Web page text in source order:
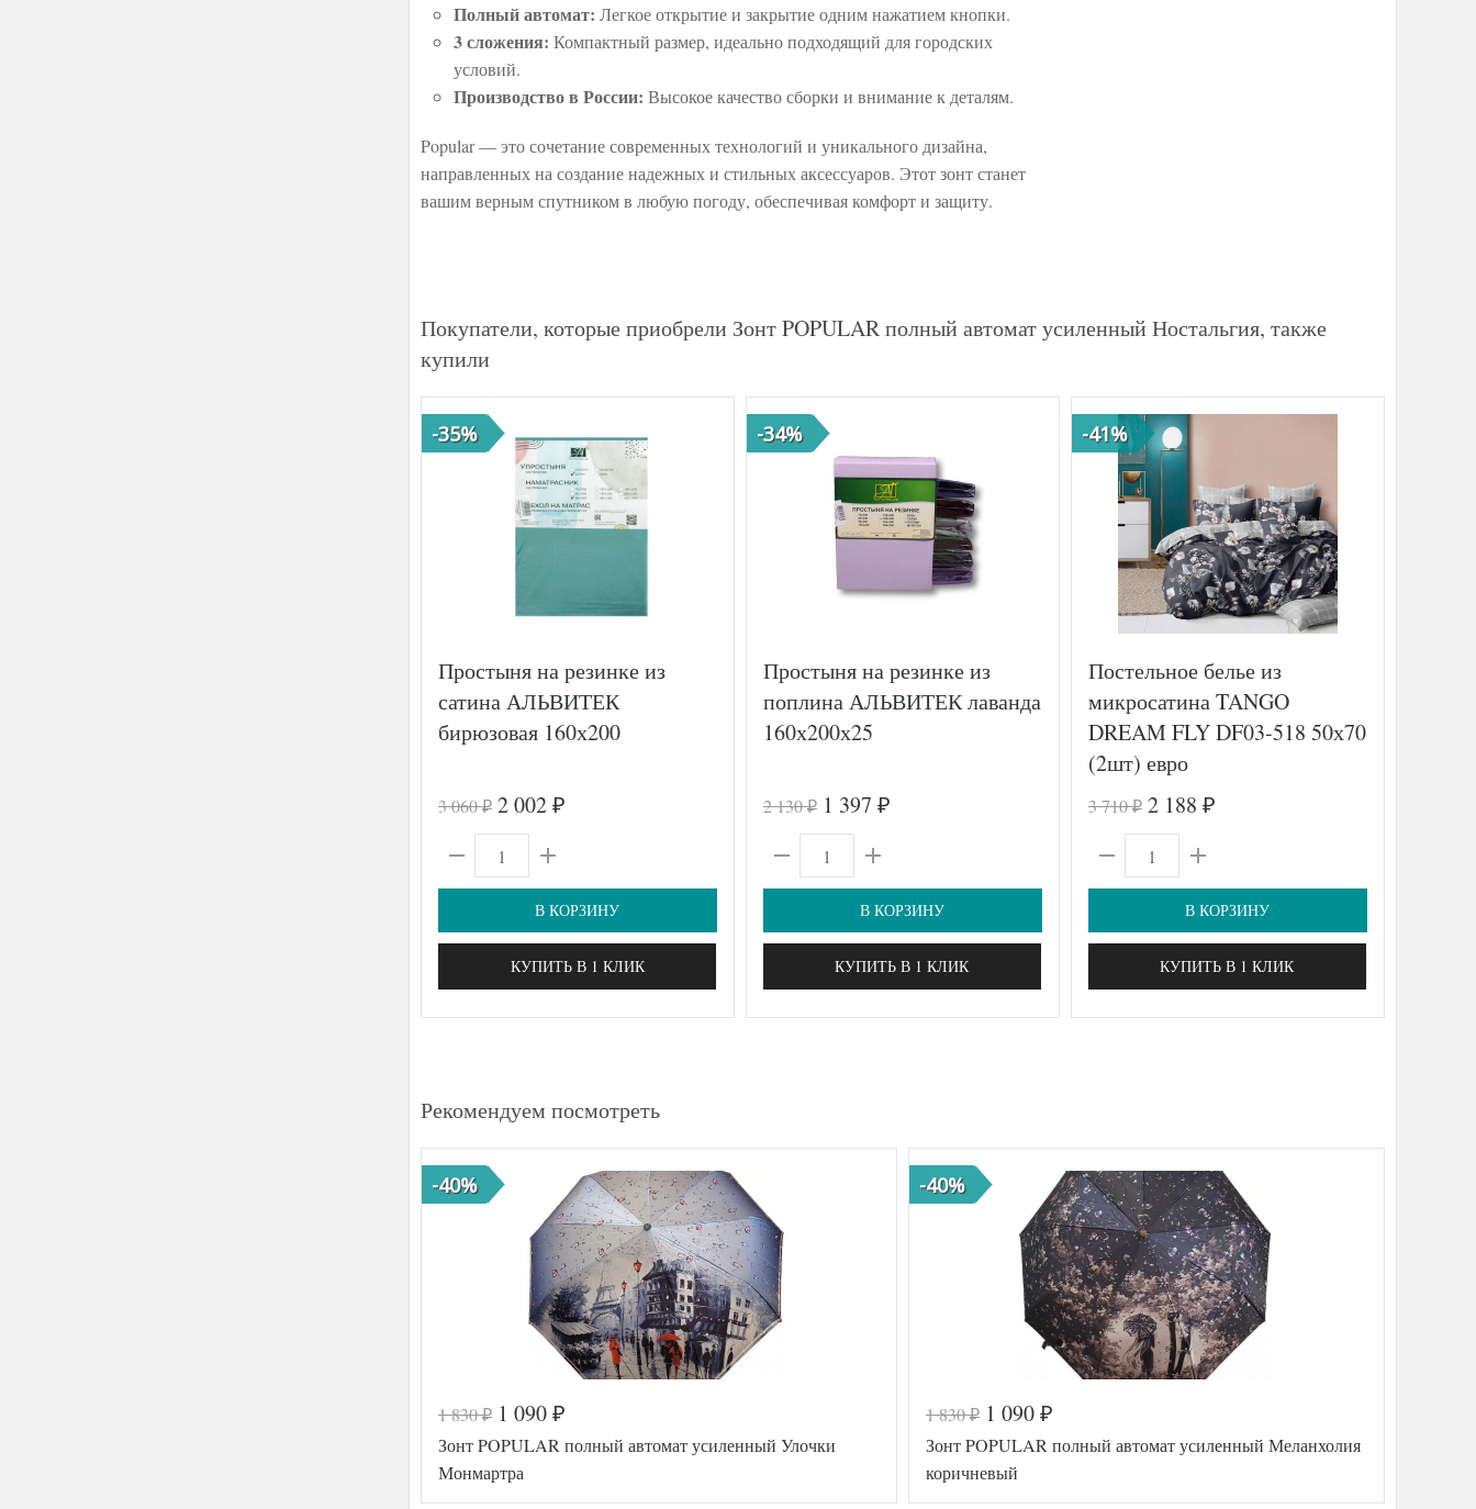
Полный автомат: Легкое открытие и закрытие одним нажатием кнопки.
3 сложения: Компактный размер, идеально подходящий для городских
условий.
Производство в России: Высокое качество сборки и внимание к деталям.
Popular — это сочетание современных технологий и уникального дизайна,
направленных на создание надежных и стильных аксессуаров. Этот зонт станет
вашим верным спутником в любую погоду, обеспечивая комфорт и защиту.
Покупатели, которые приобрели Зонт POPULAR полный автомат усиленный Ностальгия, также
купили
-35%
Простыня на резинке из
сатина АЛЬВИТЕК
бирюзовая 160х200
3 060₽ 2 002 ₽
В КОРЗИНУ
КУПИТЬ В 1 КЛИК
-34%
Простыня на резинке из
поплина АЛЬВИТЕК лаванда
160х200х25
2 130₽ 1 397 ₽
В КОРЗИНУ
КУПИТЬ В 1 КЛИК
-41%
Постельное белье из
микросатина TANGO
DREAM FLY DF03-518 50х70
(2шт) евро
3 710₽ 2 188 ₽
В КОРЗИНУ
КУПИТЬ В 1 КЛИК
Рекомендуем посмотреть
-40%
1 830₽ 1 090 ₽
Зонт POPULAR полный автомат усиленный Улочки
Монмартра
-40%
1 830₽ 1 090 ₽
Зонт POPULAR полный автомат усиленный Меланхолия
коричневый